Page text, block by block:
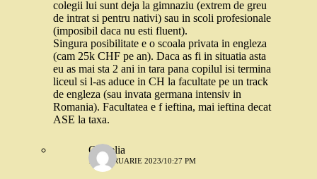
colegii lui sunt deja la gimnaziu (extrem de greu
de intrat si pentru nativi) sau in scoli profesionale
(imposibil daca nu esti fluent).
Singura posibilitate e o scoala privata in engleza
(cam 25k CHF pe an). Daca as fi in situatia asta
eu as mai sta 2 ani in tara pana copilul isi termina
liceul si l-as aduce in CH la facultate pe un track
de engleza (sau invata germana intensiv in
Romania). Facultatea e f ieftina, mai ieftina decat
ASE la taxa.
Camelia
17 FEBRUARIE 2023/10:27 PM